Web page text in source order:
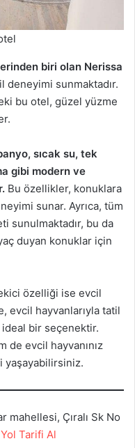
biri olan Nerissa
deneyimi sunmaktadır.
bu otel, güzel yüzme
sıcak su, tek
gibi modern ve
Bu özellikler, konuklara
sunar. Ayrıca, tüm
sunulmaktadır, bu da
duyan konuklar için
özelliği ise evcil
evcil hayvanlarıyla tatil
bir seçenektir.
de evcil hayvanınız
yaşayabilirsiniz.
mahellesi, Çıralı Sk No
Yol Tarifi Al